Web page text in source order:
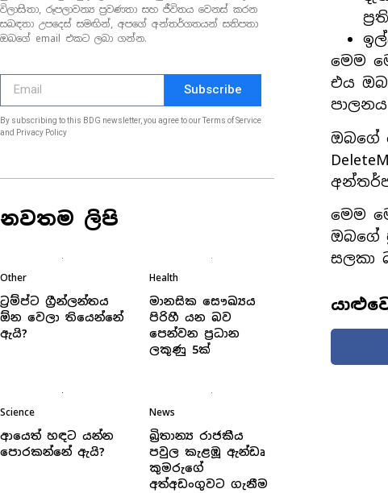
විලාසිතා, රූපලාවන්‍ය ප්‍රවණතා සහ ජීවිතය වෙනස් කරන
සබඳතා උපදෙස් සමඟින්, අපගේ අන්තර්ගතයන් සතිපතා
ඔබගේ email එකට ලබා ගන්න.
Subscribe
By subscribing to this BDG newsletter, you agree to our Terms of Service
and Privacy Policy
නවතම ලිපි
Other
ට්‍රම්ප්ට ග්‍රීන්ලන්තය
ඕන වෙලා තියෙන්නේ
ඇයි?
Health
මානසික සෞඛ්‍යය
පිරිහී යන බව
පෙන්වන ප්‍රධාන
ලකුණු 5ක්
Science
ආයෙත් හඳට යන්න
පොරකන්නේ ඇයි?
News
බ්‍රිතාන්‍ය රාජකීය
පවුල කැළඹූ ඇන්ඩෘ
කුමරුගේ
අත්අඩංගුවට ගැනීම
මෙම
එය
ඔබගේ
මෙම
ඔබගේ
සලකා